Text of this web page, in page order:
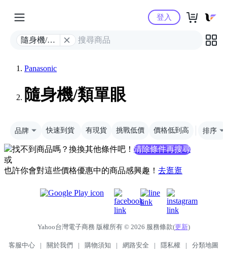
Yahoo購物中心
隨身機/類
登入
Panasonic
隨身機/類單眼
品牌 快速到貨 有現貨 挑戰低價 價格低到高 排序
找不到商品嗎？換換其他條件吧！ 清除條件再搜尋
或
也許你會對這些價格優惠中的商品感興趣！ 去逛逛
Yahoo台灣電子商務 版權所有 © 2026 服務條款(更新)
客服中心 | 關於我們 | 購物須知 | 網路安全 | 隱私權 | 分類地圖